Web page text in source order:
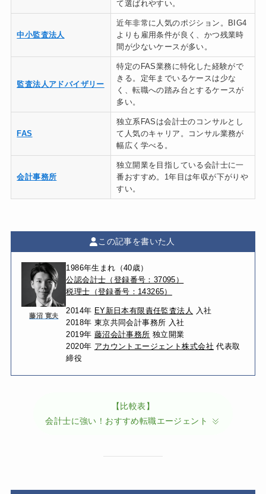
て選ばれやすい。
中小監査法人
近年非常に人気のポジション。BIG4
よりも雇用条件が良く、かつ残業時
間が少ないケースが多い。
監査法人アドバイザリー
特定のFAS業務に特化した経験がで
きる。定年までいるケースは少な
く、転職への踏み台とするケースが
多い。
FAS
独立系FASは会計士のコンサルとし
て人気のキャリア。コンサル業務が
幅広く学べる。
会計事務所
独立開業を目指している会計士に一
番おすすめ。1年目は年収が下がりや
すい。
この記事を書いた人
藤沼 寛夫
1986年生まれ（40歳）
公認会計士（登録番号：37095）
税理士（登録番号：143265）
2014年 EY新日本有限責任監査法人
入社
2018年 東京共同会計事務所 入社
2019年 藤沼会計事務所 独立開業
2020年 アカウントエージェント株式会社 代表取
締役
【比較表】
会計士に強い！おすすめ転職エージェント